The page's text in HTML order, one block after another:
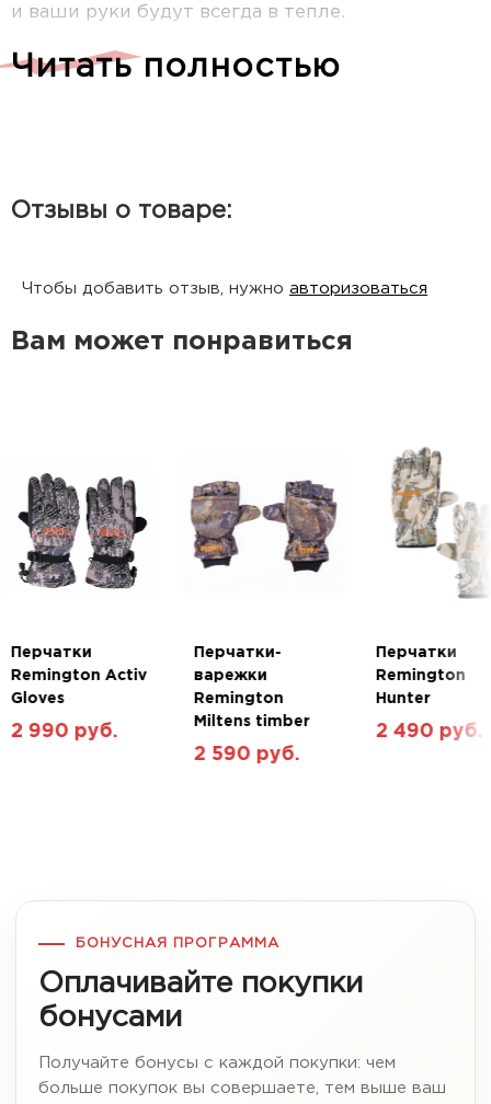
и ваши руки будут всегда в тепле.
Материал: 100% полиэстер
Читать полностью
Отзывы о товаре:
Чтобы добавить отзыв, нужно авторизоваться
Вам может понравиться
Перчатки
Remington Activ
Gloves
2 990 руб.
Перчатки-
варежки
Remington
Miltens timber
2 590 руб.
Перчатки
Remington
Hunter
2 490 руб.
БОНУСНАЯ ПРОГРАММА
Оплачивайте покупки
бонусами
Получайте бонусы с каждой покупки: чем
больше покупок вы совершаете, тем выше ваш